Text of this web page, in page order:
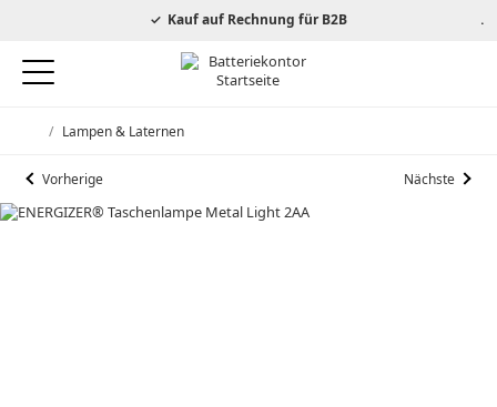
autorisierter Energizer HändlerKauf auf Rechnung für B2B
/ Lampen & Laternen
Vorherige Nächste